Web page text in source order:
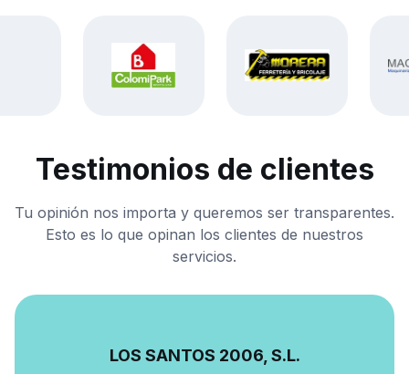
Testimonios de clientes
Tu opinión nos importa y queremos ser transparentes.
Esto es lo que opinan los clientes de nuestros
servicios.
LOS SANTOS 2006, S.L.